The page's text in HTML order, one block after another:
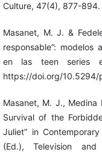
Culture, 47(4), 877-894.
Masanet, M. J. &
responsable”: modelos
en las teen series
https://doi.org/10.5294/
Masanet, M. J., Medina
Survival of the
Juliet” in
(Ed.), Television